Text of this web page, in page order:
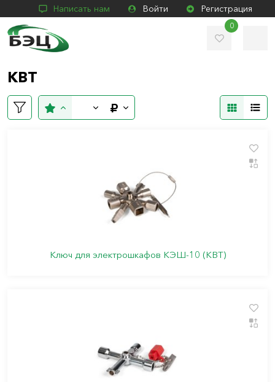
Написать нам Войти Регистрация
0
КВТ
Ключ для электрошкафов КЭШ-10 (КВТ)